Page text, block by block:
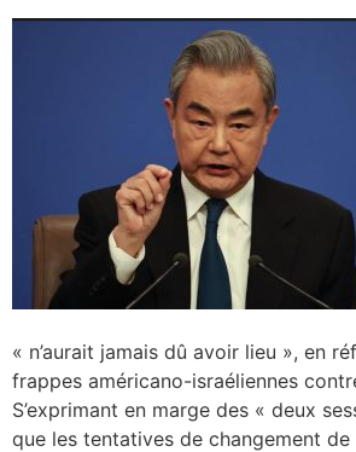
« n’aurait jamais dû avoir lieu », en
frappes américano-israéliennes
S’exprimant en marge des « deux
que les tentatives de changement de